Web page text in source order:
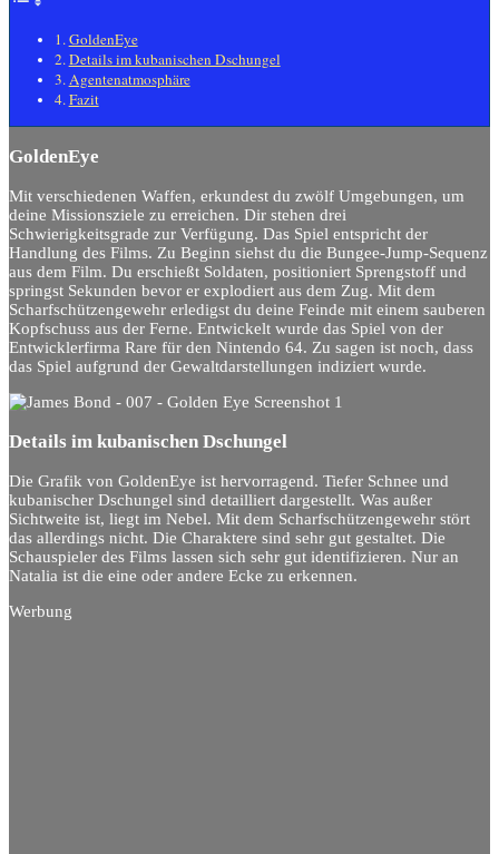
GoldenEye
Details im kubanischen Dschungel
Agentenatmosphäre
Fazit
GoldenEye
Mit verschiedenen Waffen, erkundest du zwölf Umgebungen, um
deine Missionsziele zu erreichen. Dir stehen drei
Schwierigkeitsgrade zur Verfügung. Das Spiel entspricht der
Handlung des Films. Zu Beginn siehst du die Bungee-Jump-Sequenz
aus dem Film. Du erschießt Soldaten, positioniert Sprengstoff und
springst Sekunden bevor er explodiert aus dem Zug. Mit dem
Scharfschützengewehr erledigst du deine Feinde mit einem sauberen
Kopfschuss aus der Ferne. Entwickelt wurde das Spiel von der
Entwicklerfirma Rare für den Nintendo 64. Zu sagen ist noch, dass
das Spiel aufgrund der Gewaltdarstellungen indiziert wurde.
Details im kubanischen Dschungel
Die Grafik von GoldenEye ist hervorragend. Tiefer Schnee und
kubanischer Dschungel sind detailliert dargestellt. Was außer
Sichtweite ist, liegt im Nebel. Mit dem Scharfschützengewehr stört
das allerdings nicht. Die Charaktere sind sehr gut gestaltet. Die
Schauspieler des Films lassen sich sehr gut identifizieren. Nur an
Natalia ist die eine oder andere Ecke zu erkennen.
Werbung